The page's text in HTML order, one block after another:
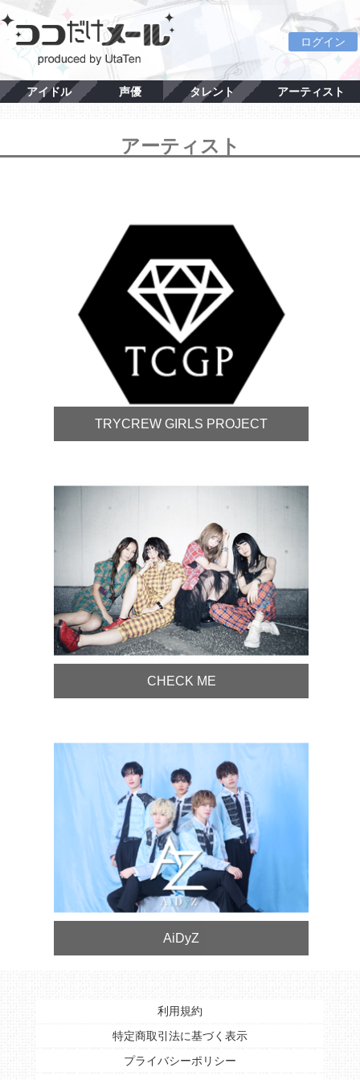
ログイン
アイドル 声優 タレント アーティスト
アーティスト
TRYCREW GIRLS PROJECT
CHECK ME
AiDyZ
利用規約
特定商取引法に基づく表示
プライバシーポリシー